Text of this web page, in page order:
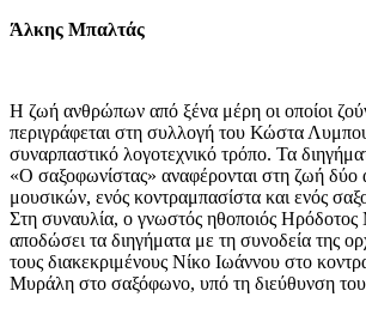
Άλκης Μπαλτάς
Η ζωή ανθρώπων από ξένα μέρη οι οποίοι
περιγράφεται στη συλλογή του Κώστα
συναρπαστικό λογοτεχνικό τρόπο. Τα
«Ο σαξοφωνίστας» αναφέρονται στη ζωή
μουσικών, ενός κοντραμπασίστα και ενός
Στη συναυλία, ο γνωστός ηθοποιός Ηρόδοτος
αποδώσει τα διηγήματα με τη συνοδεία της
τους διακεκριμένους Νίκο Ιωάννου στο
Μυράλη στο σαξόφωνο, υπό τη διεύθυνση